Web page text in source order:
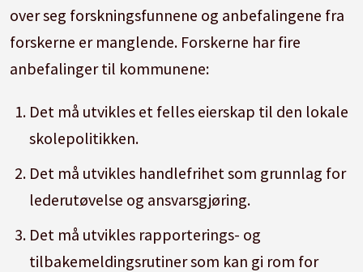
over seg forskningsfunnene og anbefalingene fra
forskerne er manglende. Forskerne har fire
anbefalinger til kommunene:
Det må utvikles et felles eierskap til den lokale
skolepolitikken.
Det må utvikles handlefrihet som grunnlag for
lederutøvelse og ansvarsgjøring.
Det må utvikles rapporterings- og
tilbakemeldingsrutiner som kan gi rom for